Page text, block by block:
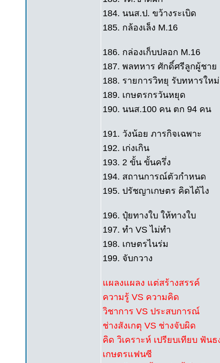
184. นนส.ป. ขว้างระเบิด
185. กล้องเล็ง M.16
186. กล่องเก็บปลอก M.16
187. พลทหาร ศักดิ์ศรีลูกผู้ชาย
188. รายการวิทยุ รับทหารใหม่
189. เกษตรกรวันหยุด
190. นนส.100 คน ตก 94 คน
191. วังน้อย ภารกิจเฉพาะ
192. เก่งเกิน
193. 2 ขั้น ขั้นครึ่ง
194. สถานการณ์ตัวกำหนด
195. ปรัชญาเกษตร คิดได้ไง
196. ปุ๋ยทางใบ ให้ทางใบ
197. ทำ VS ไม่ทำ
198. เกษตรไนร่ม
199. จับกวาง
แผลงแผลง แต่สร้างสรรค์
ความรู้ VS ความคิด
วิชาการ VS ประสบการณ์
ช่างสังเกตุ VS ช่างจับผิด
คิด วิเคราะห์ เปรียบเทียบ ฟันธ
เกษตรแฟนซี